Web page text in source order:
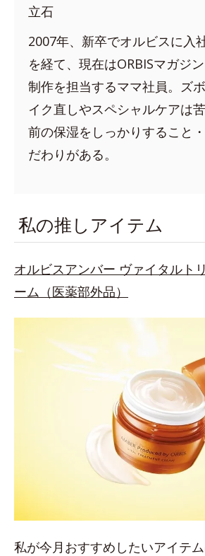
立石
2007年、新卒でオルビスに入
を経て、現在はORBISマガジン
制作を担当するママ社員。ズ
イク直しやスペシャルケアは
前の保湿をしっかりすること
だわりがある。
私の推しアイテム
オルビスアンバー ヴァイタルト
ーム（医薬部外品）
私が今月おすすめしたいアイテ